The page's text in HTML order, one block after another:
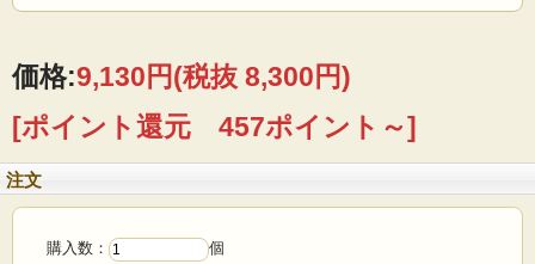
価格:9,130円(税抜 8,300円)
[ポイント還元 457ポイント～]
注文
購入数： 個